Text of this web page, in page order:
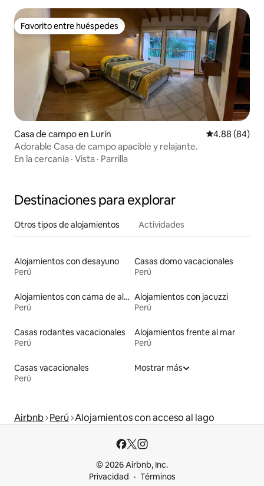
Favorito entre huéspedes
Favorito entre huéspedes
Casa de campo en Lurín Calificación
4.88 (84)
Adorable Casa de campo apacible y relajante.
En la cercanía · Vista · Parrilla
Destinaciones para explorar
Otros tipos de alojamientos Actividades
Alojamientos con desayuno
Perú
Casas domo vacacionales
Perú
Alojamientos con cama de altura accesible
Perú
Alojamientos con jacuzzi
Perú
Casas rodantes vacacionales
Perú
Alojamientos frente al mar
Perú
Casas vacacionales
Perú
Mostrar más
Airbnb Perú Alojamientos con acceso al lago
© 2026 Airbnb, Inc.
Privacidad
Términos